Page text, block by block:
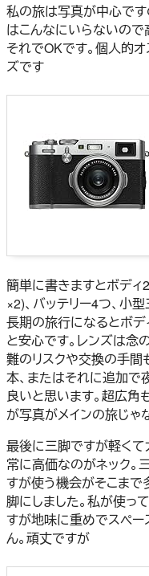
私の旅は写真が中心で
はこんなにいらないの
それでOKです。個人的
ズです
簡単に書きますとボディ
×2)、バッテリー4つ、小
長期の旅行になるとボ
と安心です。レンズは念
難のリスクや交換の手間
本、またはそれに追加で
良いと思います。超広角
が写真がメインの旅じ
最後に三脚ですが軽く
常に高価なのがネック
すが使う機会がそこま
脚にしました。私が使っ
すが地味に重めでスペー
ん。頑丈ですが